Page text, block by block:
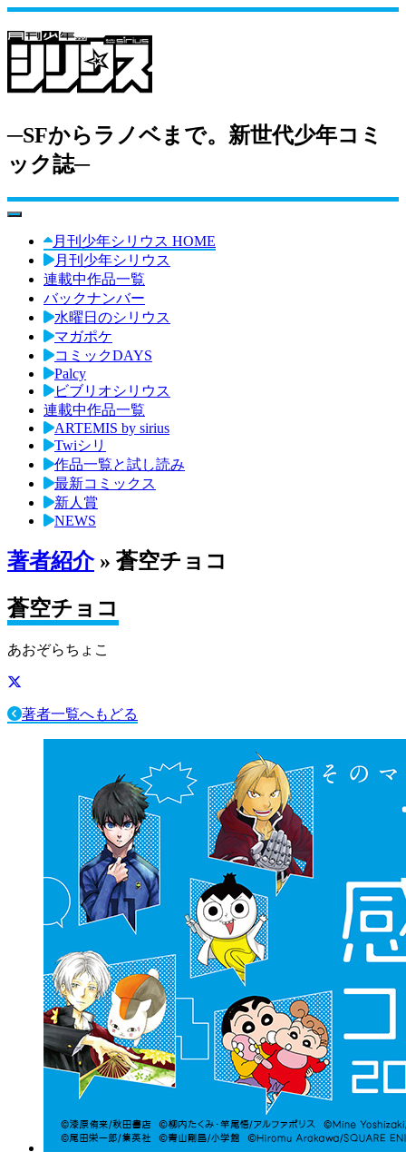
─SFからラノベまで。新世代少年コミ
ック誌─
toggle navigation
月刊少年シリウス HOME
月刊少年シリウス
連載中作品一覧
バックナンバー
水曜日のシリウス
マガポケ
コミックDAYS
Palcy
ビブリオシリウス
連載中作品一覧
ARTEMIS by sirius
Twiシリ
作品一覧と試し読み
最新コミックス
新人賞
NEWS
著者紹介» 蒼空チョコ
蒼空チョコ
あおぞらちょこ
著者一覧へもどる